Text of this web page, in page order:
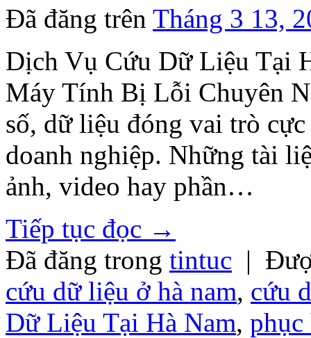
Đã đăng trên Tháng 3 13,
Dịch Vụ Cứu Dữ Liệu Tại
Máy Tính Bị Lỗi Chuyên
số, dữ liệu đóng vai trò
doanh nghiệp. Những tài
ảnh, video hay phần…
Tiếp tục đọc →
Đã đăng trong tintuc |
cứu dữ liệu ở hà nam, cứu
Dữ Liệu Tại Hà Nam,